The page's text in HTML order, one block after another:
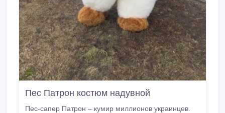
Пес Патрон костюм надувной
Пес-сапер Патрон – кумир миллионов украинцев.